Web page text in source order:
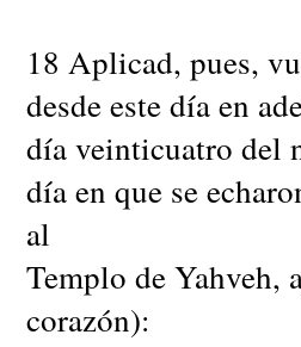
18 Aplicad, pues,
desde este día en
día veinticuatro del
día en que se
al
Templo de Yahveh,
corazón):